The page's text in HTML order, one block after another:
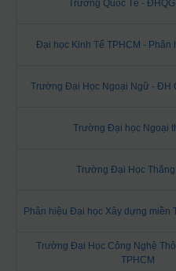
Trường Quốc Tế -
Đại học Kinh Tế TPHCM - Phân
Trường Đại Học Ngoại Ngữ - ĐH
Trường Đại học Ngoại
Trường Đại Học
Phân hiệu Đại học Xây dựng miền
Trường Đại Học Công Nghệ
TPHCM